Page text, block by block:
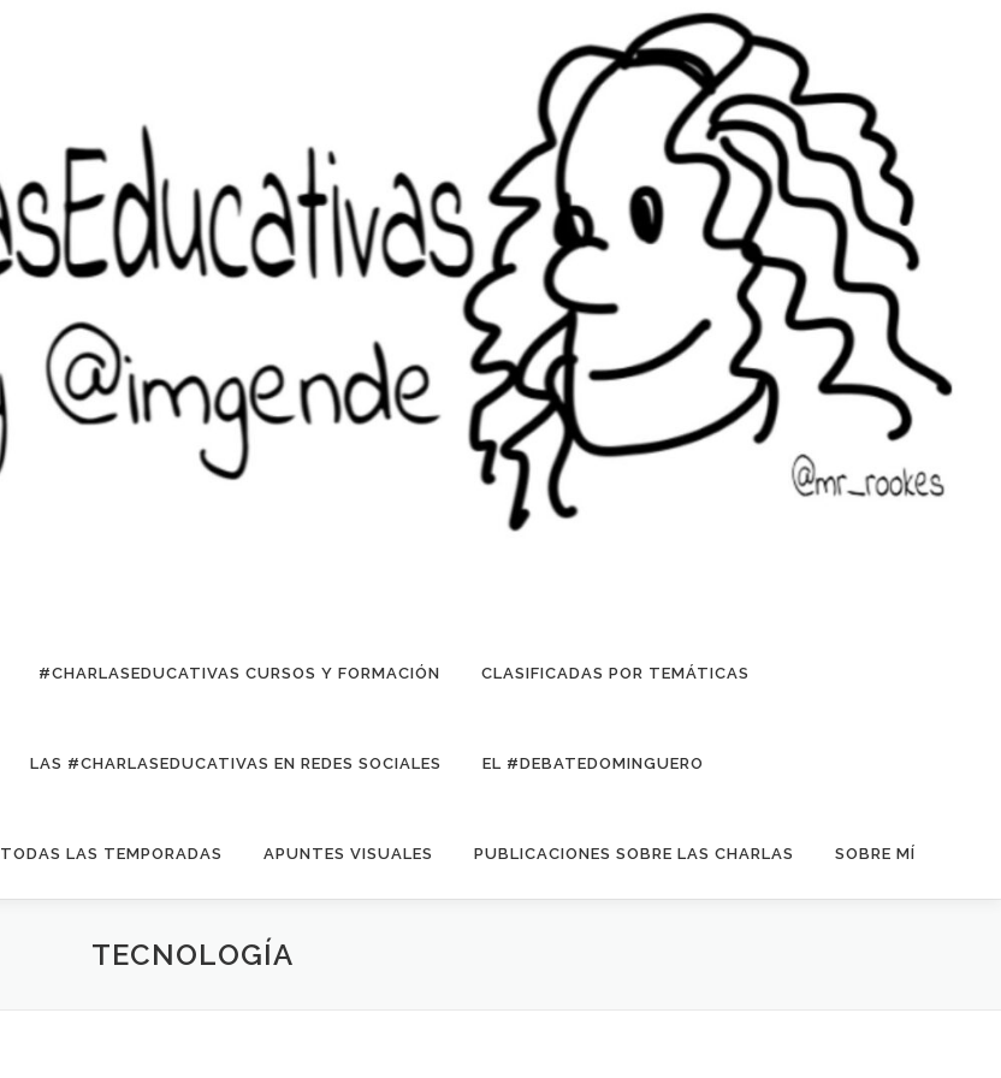
#CHARLASEDUCATIVAS CURSOS Y FORMACIÓN CLASIFICADAS POR TEMÁTICAS
LAS #CHARLASEDUCATIVAS EN REDES SOCIALES EL #DEBATEDOMINGUERO
TODAS LAS TEMPORADAS APUNTES VISUALES PUBLICACIONES SOBRE LAS CHARLAS SOBRE MÍ
TECNOLOGÍA